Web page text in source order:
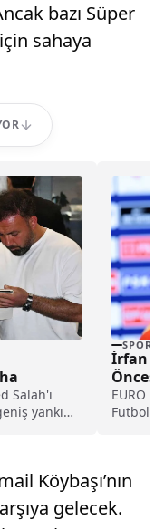
bazı Süper
sahaya
Salah'ı
yankı
SPOR
İrfan
EURO
Futbol
Köybaşı’nın
gelecek.